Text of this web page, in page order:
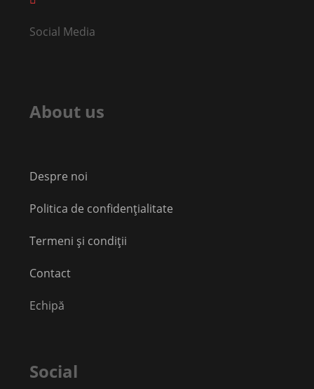
Social Media
About us
Despre noi
Politica de confidențialitate
Termeni și condiții
Contact
Echipă
Social